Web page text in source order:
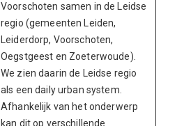
Voorschoten samen in de Leidse
regio (gemeenten Leiden,
Leiderdorp, Voorschoten,
Oegstgeest en Zoeterwoude).
We zien daarin de Leidse regio
als een daily urban system.
Afhankelijk van het onderwerp
kan dit op verschillende